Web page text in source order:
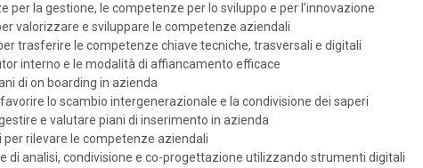
per la gestione, le competenze per lo sviluppo e per l’innovazione
valorizzare e sviluppare le competenze aziendali
trasferire le competenze chiave tecniche, trasversali e digitali
interno e le modalità di affiancamento efficace
di on boarding in azienda
lo scambio intergenerazionale e la condivisione dei saperi
e valutare piani di inserimento in azienda
rilevare le competenze aziendali
di analisi, condivisione e co-progettazione utilizzando strumenti digitali